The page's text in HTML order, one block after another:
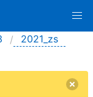
2021_zs